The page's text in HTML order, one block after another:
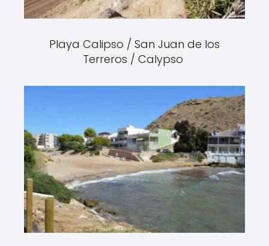
Playa Calipso / San Juan de los
Terreros / Calypso